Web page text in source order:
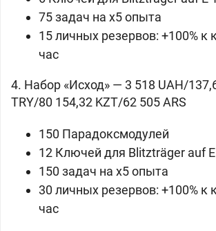
75 задач на x5 опыта
15 личных резервов: +100% к
час
4. Набор «Исход» — 3 518 UAH/
TRY/80 154,32 KZT/62 505 ARS
150 Парадоксмодулей
12 Ключей для Blitzträger auf
150 задач на x5 опыта
30 личных резервов: +100% к
час